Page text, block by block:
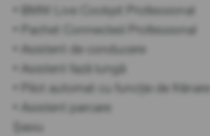
• BMW Live Cockpit Professional
• Pachet Connected Professional
• Asistent de conducere
• Asistent fază lungă
• Pilot automat cu funcție de frânare
• Asistent parcare
Șasiu